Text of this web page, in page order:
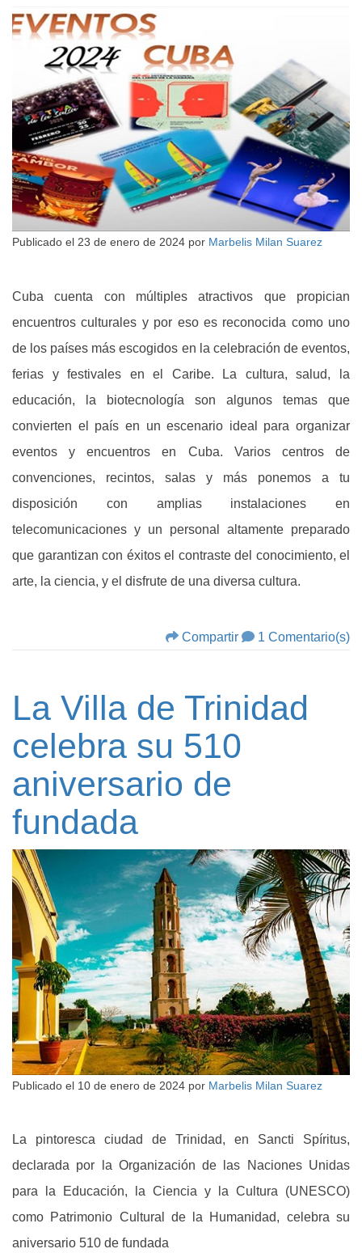
Publicado el 23 de enero de 2024 por Marbelis Milan Suarez
Cuba cuenta con múltiples atractivos que propician
encuentros culturales y por eso es reconocida como uno
de los países más escogidos en la celebración de eventos,
ferias y festivales en el Caribe. La cultura, salud, la
educación, la biotecnología son algunos temas que
convierten el país en un escenario ideal para organizar
eventos y encuentros en Cuba. Varios centros de
convenciones, recintos, salas y más ponemos a tu
disposición con amplias instalaciones en
telecomunicaciones y un personal altamente preparado
que garantizan con éxitos el contraste del conocimiento, el
arte, la ciencia, y el disfrute de una diversa cultura.
Compartir 1 Comentario(s)
La Villa de Trinidad
celebra su 510
aniversario de
fundada
Publicado el 10 de enero de 2024 por Marbelis Milan Suarez
La pintoresca ciudad de Trinidad, en Sancti Spíritus,
declarada por la Organización de las Naciones Unidas
para la Educación, la Ciencia y la Cultura (UNESCO)
como Patrimonio Cultural de la Humanidad, celebra su
aniversario 510 de fundada